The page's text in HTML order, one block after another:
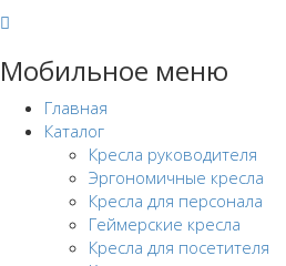
Мобильное меню
Главная
Каталог
Кресла руководителя
Эргономичные кресла
Кресла для персонала
Геймерские кресла
Кресла для посетителя